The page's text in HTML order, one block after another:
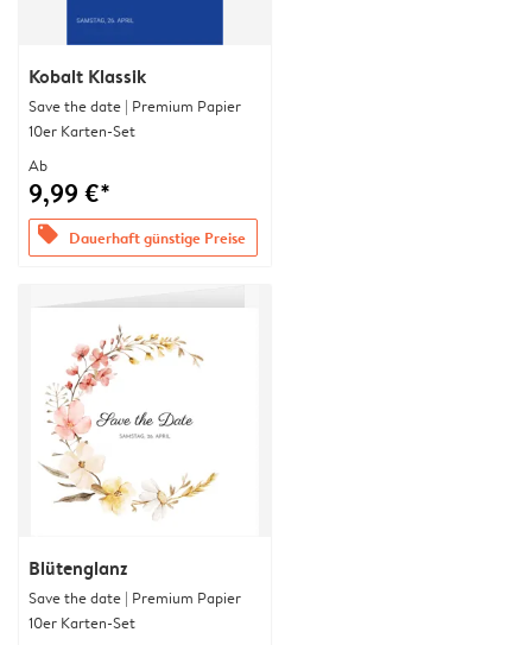
Kobalt Klassik
Save the date | Premium Papier
10er Karten-Set
Ab
9,99 €*
offers Dauerhaft günstige Preise
Blütenglanz
Save the date | Premium Papier
10er Karten-Set